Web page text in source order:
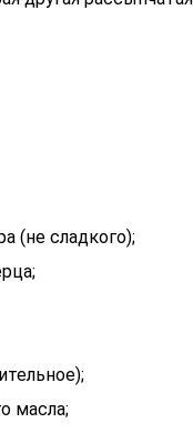
(не сладкого);
масла;